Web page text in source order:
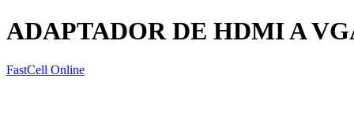
ADAPTADOR DE HDMI A
FastCell Online